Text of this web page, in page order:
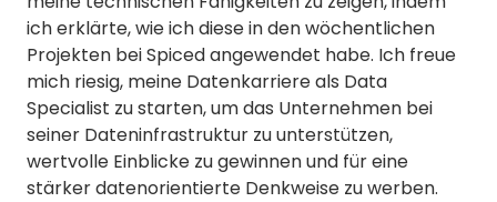
ich erklärte, wie ich diese in den wöchentlichen
Projekten bei Spiced angewendet habe. Ich freue
mich riesig, meine Datenkarriere als Data
Specialist zu starten, um das Unternehmen bei
seiner Dateninfrastruktur zu unterstützen,
wertvolle Einblicke zu gewinnen und für eine
stärker datenorientierte Denkweise zu werben.